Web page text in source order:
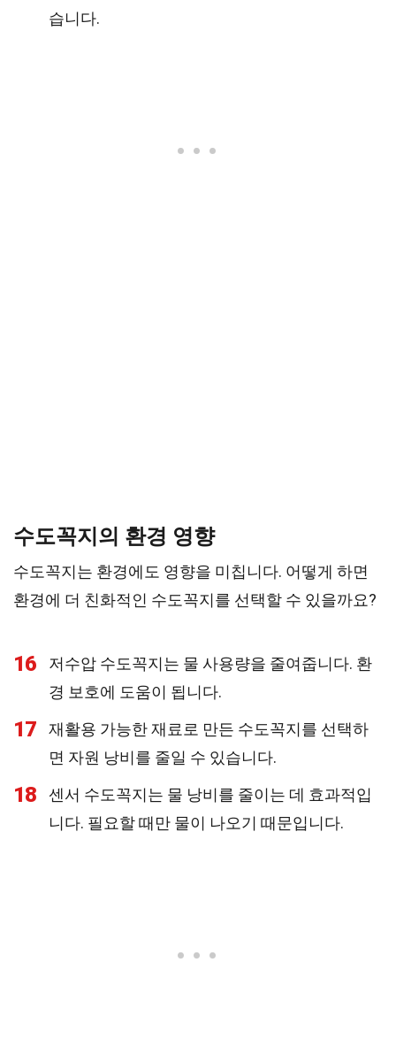
습니다.
수도꼭지의 환경 영향
수도꼭지는 환경에도 영향을 미칩니다. 어떻게 하면
환경에 더 친화적인 수도꼭지를 선택할 수 있을까요?
16
저수압 수도꼭지는 물 사용량을 줄여줍니다. 환
경 보호에 도움이 됩니다.
17
재활용 가능한 재료로 만든 수도꼭지를 선택하
면 자원 낭비를 줄일 수 있습니다.
18
센서 수도꼭지는 물 낭비를 줄이는 데 효과적입
니다. 필요할 때만 물이 나오기 때문입니다.